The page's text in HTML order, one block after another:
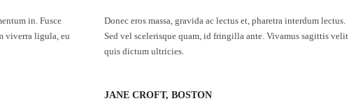
in. Fusce
viverra ligula, eu
Donec eros massa, gravida ac lectus et, pharetra interdum lectus.
Sed vel scelerisque quam, id fringilla ante. Vivamus sagittis velit
quis dictum ultricies.
JANE CROFT, BOSTON